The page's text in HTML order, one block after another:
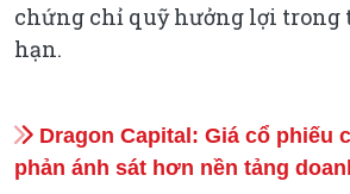
chứng chỉ quỹ hưởng lợi trong
hạn.
Dragon Capital: Giá cổ phiếu
phản ánh sát hơn nền tảng